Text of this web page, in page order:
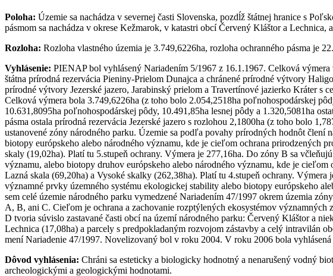
Poloha: Územie sa nachádza v severnej časti Slovenska, pozdĺž štátnej hranice s
pásmom sa nachádza v okrese Kežmarok, v katastri obcí Červený Kláštor a
Rozloha: Rozloha vlastného územia je 3.749,6226ha, rozloha ochranného pásma je
Vyhlásenie: PIENAP bol vyhlásený Nariadením 5/1967 z 16.1.1967. Celková výmera
štátna prírodná rezervácia Pieniny-Prielom Dunajca a chránené prírodné výtvory
prírodné výtvory Jezerské jazero, Jarabinský prielom a Travertínové jazierko Kráter
Celková výmera bola 3.749,6226ha (z toho bolo 2.054,2518ha poľnohospodárskej
10.631,8095ha poľnohospodárskej pôdy, 10.491,85ha lesnej pôdy a 1.320,5081ha
pásma ostala prírodná rezervácia Jezerské jazero s rozlohou 2,1800ha (z toho bolo
ustanovené zóny národného parku. Územie sa podľa povahy prírodných hodnôt
biotopy európskeho alebo národného významu, kde je cieľom ochrana prirodzených
skaly (19,02ha). Platí tu 5.stupeň ochrany. Výmera je 277,16ha. Do zóny B sa
významu, alebo biotopy druhov európskeho alebo národného významu, kde je
Lazná skala (69,20ha) a Vysoké skalky (262,38ha). Platí tu 4.stupeň ochrany.
významné prvky územného systému ekologickej stability alebo biotopy európskeho
sem celé územie národného parku vymedzené Nariadením 47/1997 okrem územia
A, B, ani C. Cieľom je ochrana a zachovanie rozptýlených ekosystémov
D tvoria súvislo zastavané časti obcí na území národného parku: Červený Kláštor a
Lechnica (17,08ha) a parcely s predpokladaným rozvojom zástavby a celý intravilán
mení Nariadenie 47/1997. Novelizovaný bol v roku 2004. V roku 2006 bola vyhlásená
Dôvod vyhlásenia: Chráni sa esteticky a biologicky hodnotný a nenarušený vodný
archeologickými a geologickými hodnotami.